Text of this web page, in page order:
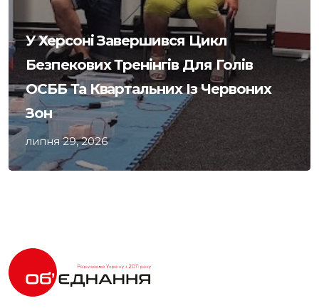
У Херсоні Завершився Цикл
Безпекових Тренінгів Для Голів
ОСББ Та Квартальних Із Червоних
Зон
липня 29, 2026